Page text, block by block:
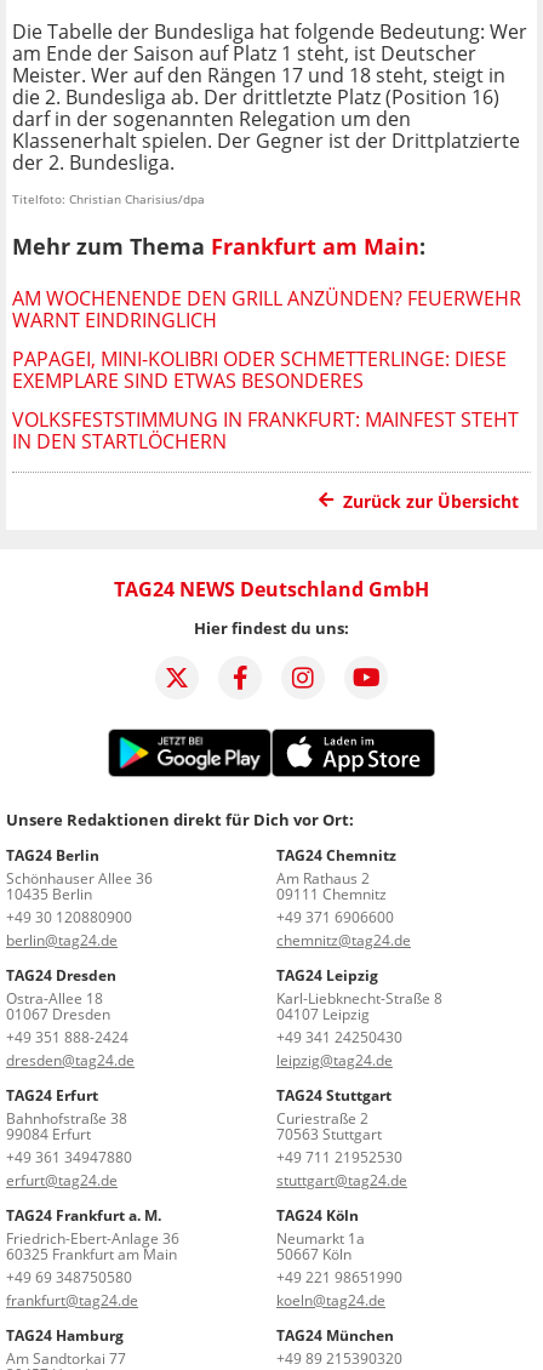
Die Tabelle der Bundesliga hat folgende Bedeutung: Wer
am Ende der Saison auf Platz 1 steht, ist Deutscher
Meister. Wer auf den Rängen 17 und 18 steht, steigt in
die 2. Bundesliga ab. Der drittletzte Platz (Position 16)
darf in der sogenannten Relegation um den
Klassenerhalt spielen. Der Gegner ist der Drittplatzierte
der 2. Bundesliga.
Titelfoto: Christian Charisius/dpa
Mehr zum Thema Frankfurt am Main:
AM WOCHENENDE DEN GRILL ANZÜNDEN? FEUERWEHR
WARNT EINDRINGLICH
PAPAGEI, MINI-KOLIBRI ODER SCHMETTERLINGE: DIESE
EXEMPLARE SIND ETWAS BESONDERES
VOLKSFESTSTIMMUNG IN FRANKFURT: MAINFEST STEHT
IN DEN STARTLÖCHERN
Zurück zur Übersicht
TAG24 NEWS Deutschland GmbH
Hier findest du uns:
Unsere Redaktionen direkt für Dich vor Ort:
TAG24 Berlin
Schönhauser Allee 36
10435 Berlin
+49 30 120880900
berlin@tag24.de
TAG24 Chemnitz
Am Rathaus 2
09111 Chemnitz
+49 371 6906600
chemnitz@tag24.de
TAG24 Dresden
Ostra-Allee 18
01067 Dresden
+49 351 888-2424
dresden@tag24.de
TAG24 Leipzig
Karl-Liebknecht-Straße 8
04107 Leipzig
+49 341 24250430
leipzig@tag24.de
TAG24 Erfurt
Bahnhofstraße 38
99084 Erfurt
+49 361 34947880
erfurt@tag24.de
TAG24 Stuttgart
Curiestraße 2
70563 Stuttgart
+49 711 21952530
stuttgart@tag24.de
TAG24 Frankfurt a. M.
Friedrich-Ebert-Anlage 36
60325 Frankfurt am Main
+49 69 348750580
frankfurt@tag24.de
TAG24 Köln
Neumarkt 1a
50667 Köln
+49 221 98651990
koeln@tag24.de
TAG24 Hamburg
Am Sandtorkai 77
TAG24 München
+49 89 215390320